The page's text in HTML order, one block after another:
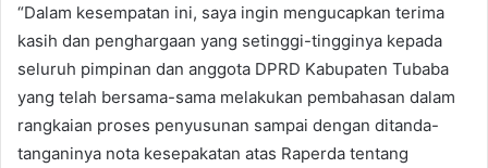
“Dalam kesempatan ini, saya ingin mengucapkan terima
kasih dan penghargaan yang setinggi-tingginya kepada
seluruh pimpinan dan anggota DPRD Kabupaten Tubaba
yang telah bersama-sama melakukan pembahasan dalam
rangkaian proses penyusunan sampai dengan ditanda-
tanganinya nota kesepakatan atas Raperda tentang